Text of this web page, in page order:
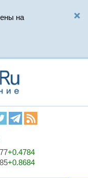
на
+0.4784
+0.8684